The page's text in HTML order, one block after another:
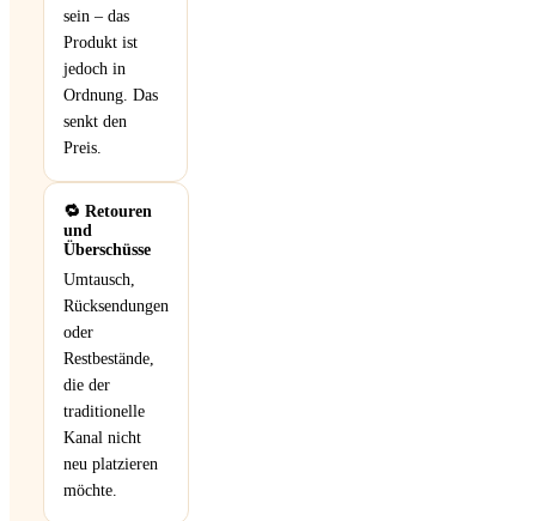
sein – das
Produkt ist
jedoch in
Ordnung. Das
senkt den
Preis.
🔁 Retouren
und
Überschüsse
Umtausch,
Rücksendungen
oder
Restbestände,
die der
traditionelle
Kanal nicht
neu platzieren
möchte.